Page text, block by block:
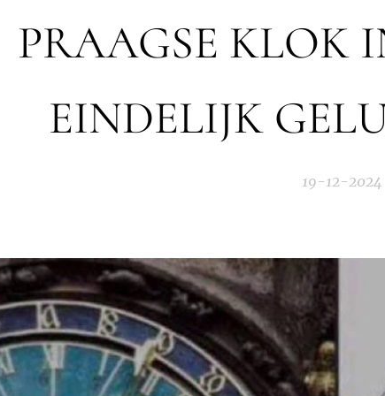
PRAAGSE KLOK
EINDELIJK
19-12-2024